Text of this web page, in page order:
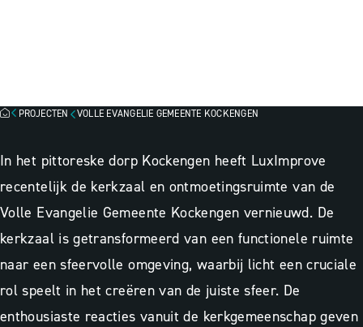
PROJECTEN VOLLE EVANGELIE GEMEENTE KOCKENGEN
In het pittoreske dorp Kockengen heeft LuxImprove
recentelijk de kerkzaal en ontmoetingsruimte van de
Volle Evangelie Gemeente Kockengen vernieuwd. De
kerkzaal is getransformeerd van een functionele ruimte
naar een sfeervolle omgeving, waarbij licht een cruciale
rol speelt in het creëren van de juiste sfeer. De
enthousiaste reacties vanuit de kerkgemeenschap geven